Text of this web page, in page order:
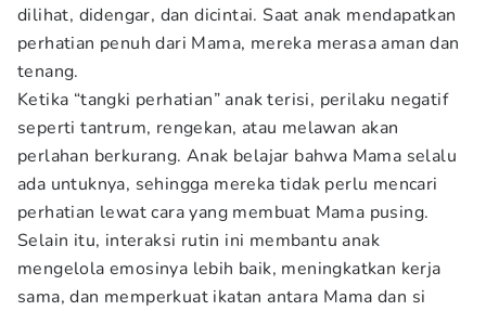
dilihat, didengar, dan dicintai. Saat anak mendapatkan
perhatian penuh dari Mama, mereka merasa aman dan
tenang.
Ketika “tangki perhatian” anak terisi, perilaku negatif
seperti tantrum, rengekan, atau melawan akan
perlahan berkurang. Anak belajar bahwa Mama selalu
ada untuknya, sehingga mereka tidak perlu mencari
perhatian lewat cara yang membuat Mama pusing.
Selain itu, interaksi rutin ini membantu anak
mengelola emosinya lebih baik, meningkatkan kerja
sama, dan memperkuat ikatan antara Mama dan si